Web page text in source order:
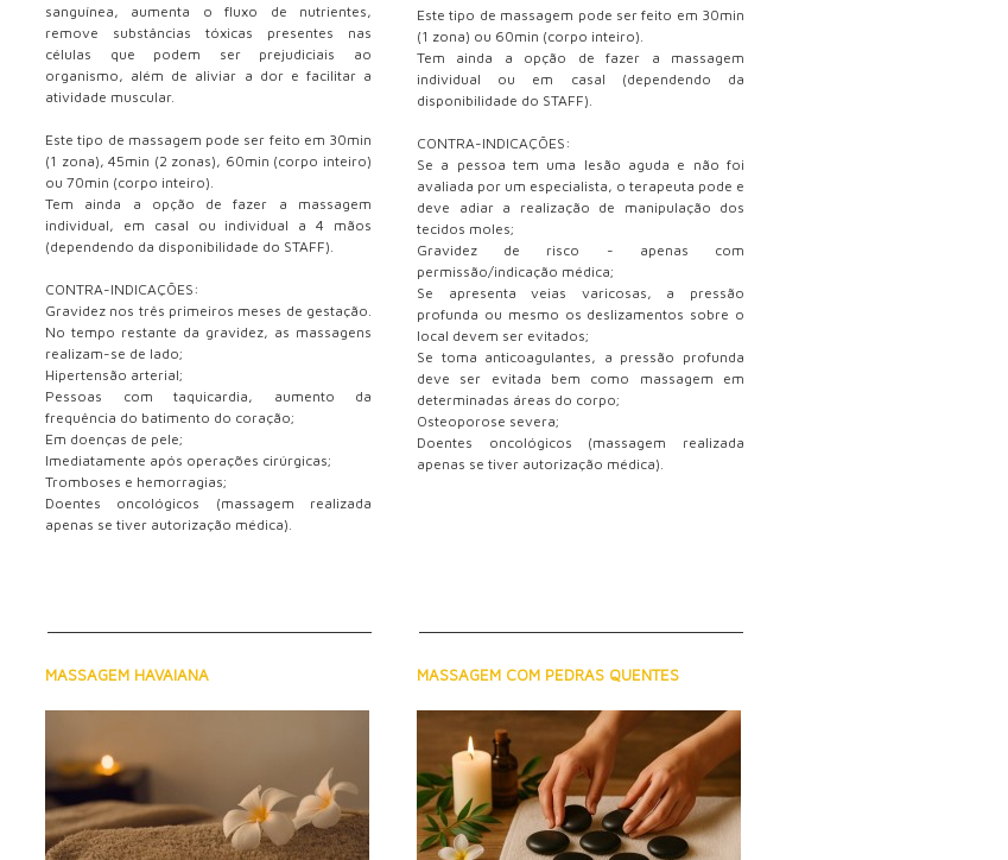
sanguínea, aumenta o fluxo de nutrientes,
remove substâncias tóxicas presentes nas
células que podem ser prejudiciais ao
organismo, além de aliviar a dor e facilitar a
atividade muscular.
Este tipo de massagem pode ser feito em 30min
(1 zona), 45min (2 zonas), 60min (corpo inteiro)
ou 70min (corpo inteiro).
Tem ainda a opção de fazer a massagem
individual, em casal ou individual a 4 mãos
(dependendo da disponibilidade do STAFF).
CONTRA-INDICAÇÕES:
Gravidez nos três primeiros meses de gestação.
No tempo restante da gravidez, as massagens
realizam-se de lado;
Hipertensão arterial;
Pessoas com taquicardia, aumento da
frequência do batimento do coração;
Em doenças de pele;
Imediatamente após operações cirúrgicas;
Tromboses e hemorragias;
Doentes oncológicos (massagem realizada
apenas se tiver autorização médica).
Este tipo de massagem pode ser feito em 30min
(1 zona) ou 60min (corpo inteiro).
Tem ainda a opção de fazer a massagem
individual ou em casal (dependendo da
disponibilidade do STAFF).
CONTRA-INDICAÇÕES:
Se a pessoa tem uma lesão aguda e não foi
avaliada por um especialista, o terapeuta pode e
deve adiar a realização de manipulação dos
tecidos moles;
Gravidez de risco - apenas com
permissão/indicação médica;
Se apresenta veias varicosas, a pressão
profunda ou mesmo os deslizamentos sobre o
local devem ser evitados;
Se toma anticoagulantes, a pressão profunda
deve ser evitada bem como massagem em
determinadas áreas do corpo;
Osteoporose severa;
Doentes oncológicos (massagem realizada
apenas se tiver autorização médica).
MASSAGEM HAVAIANA MASSAGEM COM PEDRAS QUENTES